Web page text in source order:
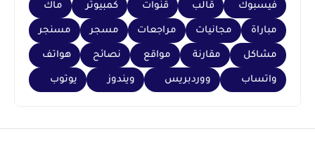
فيسبوك قالب قنوات كمبيوتر ماك
مباراة مجانيات مراجعات مسجر مسنجر
مشاكل مقارنة مواقع نصائح هواتف
واتساب ووردبريس ويندوز يوتوب